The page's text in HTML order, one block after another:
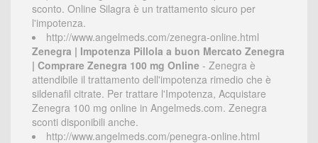
sconto. Online Silagra è un trattamento sicuro per
l'impotenza.
http://www.angelmeds.com/zenegra-online.html
Zenegra | Impotenza Pillola a buon Mercato Zenegra
| Comprare Zenegra 100 mg Online - Zenegra è
attendibile il trattamento dell'impotenza rimedio che è
sildenafil citrate. Per trattare l'Impotenza, Acquistare
Zenegra 100 mg online in Angelmeds.com. Zenegra
sconti disponibili anche.
http://www.angelmeds.com/penegra-online.html